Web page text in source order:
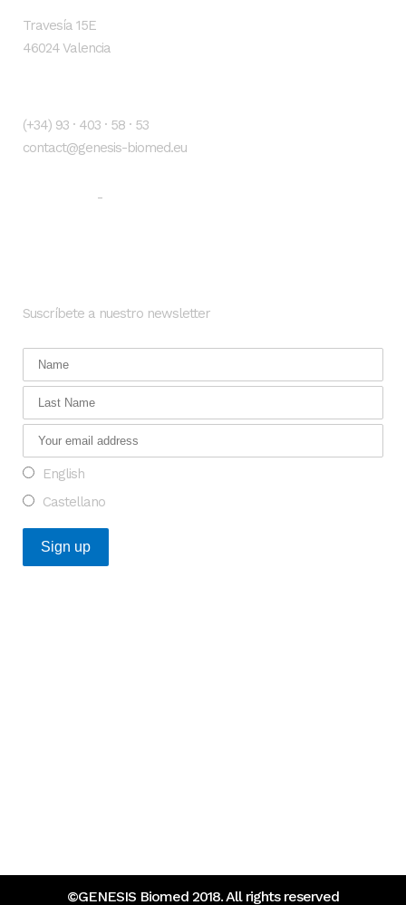
Travesía 15E
46024 Valencia
(+34) 93 · 403 · 58 · 53
contact@genesis-biomed.eu
-
Suscríbete a nuestro newsletter
English
Castellano
©GENESIS Biomed 2018. All rights reserved